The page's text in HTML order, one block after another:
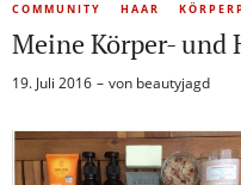
COMMUNITY HAAR
Meine Körper- und
19. Juli 2016 von beautyjagd